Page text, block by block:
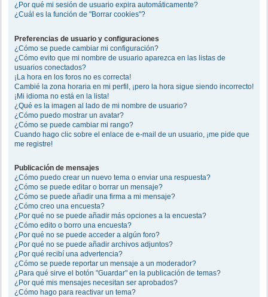
¿Por qué mi sesión de usuario expira automáticamente?
¿Cuál es la función de "Borrar cookies"?
Preferencias de usuario y configuraciones
¿Cómo se puede cambiar mi configuración?
¿Cómo evito que mi nombre de usuario aparezca en las listas de
usuarios conectados?
¡La hora en los foros no es correcta!
Cambié la zona horaria en mi perfil, ¡pero la hora sigue siendo incorrecto!
¡Mi idioma no está en la lista!
¿Qué es la imagen al lado de mi nombre de usuario?
¿Cómo puedo mostrar un avatar?
¿Cómo se puede cambiar mi rango?
Cuando hago clic sobre el enlace de e-mail de un usuario, ¡me pide que
me registre!
Publicación de mensajes
¿Cómo puedo crear un nuevo tema o enviar una respuesta?
¿Cómo se puede editar o borrar un mensaje?
¿Cómo se puede añadir una firma a mi mensaje?
¿Cómo creo una encuesta?
¿Por qué no se puede añadir más opciones a la encuesta?
¿Cómo edito o borro una encuesta?
¿Por qué no se puede acceder a algún foro?
¿Por qué no se puede añadir archivos adjuntos?
¿Por qué recibí una advertencia?
¿Cómo se puede reportar un mensaje a un moderador?
¿Para qué sirve el botón "Guardar" en la publicación de temas?
¿Por qué mis mensajes necesitan ser aprobados?
¿Cómo hago para reactivar un tema?